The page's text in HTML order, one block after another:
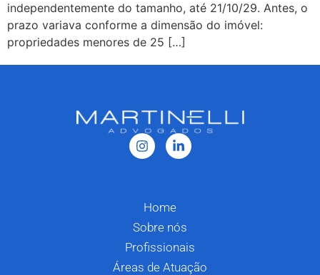
independentemente do tamanho, até 21/10/29. Antes, o
prazo variava conforme a dimensão do imóvel:
propriedades menores de 25 […]
Home
Sobre nós
Profissionais
Áreas de Atuação